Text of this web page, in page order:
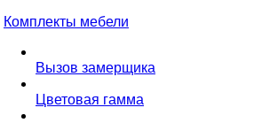
Комплекты мебели
Вызов замерщика
Цветовая гамма